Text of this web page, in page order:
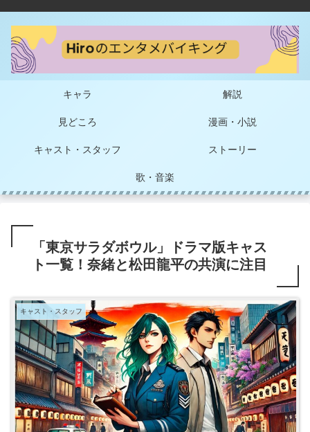
キャラ 解説
見どころ 漫画・小説
キャスト・スタッフ ストーリー
歌・音楽
「東京サラダボウル」ドラマ版キャス
ト一覧！奈緒と松田龍平の共演に注目
キャスト・スタッフ